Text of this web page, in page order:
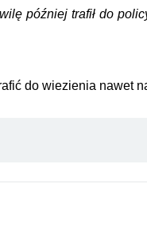
później trafił do
do wiezienia nawet